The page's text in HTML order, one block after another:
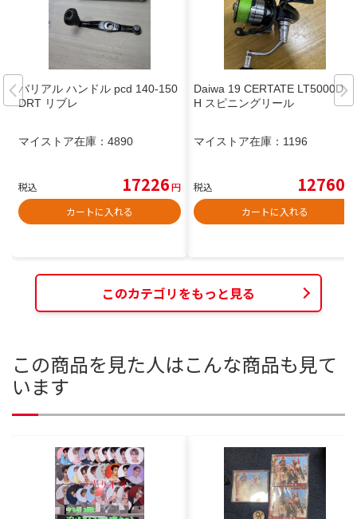
バリアル ハンドル pcd 140-150
DRT リブレ
マイストア在庫： 4890
税込 17226円
カートに入れる
Daiwa 19 CERTATE LT5000D-X
H スピニングリール
マイストア在庫： 1196
税込 12760
カートに入れる
このカテゴリをもっと見る
この商品を見た人はこんな商品も見て
います